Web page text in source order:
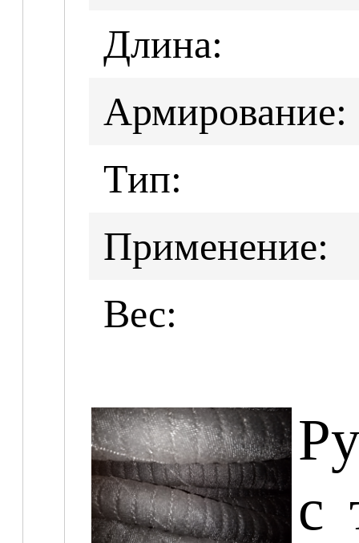
Длина:
Армирование:
Тип:
Применение:
Вес:
с